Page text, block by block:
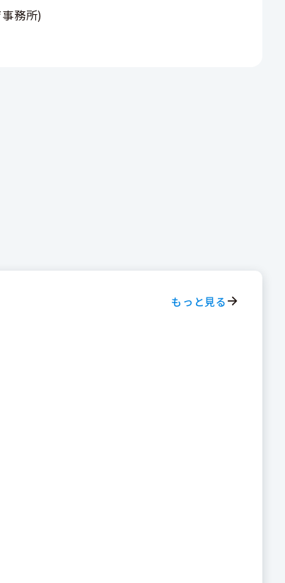
務所)
もっと見る